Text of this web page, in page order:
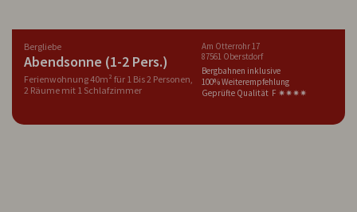
Bergliebe
Abendsonne (1-2 Pers.)
Ferienwohnung 40m² für 1 Bis 2 Personen,
2 Räume mit 1 Schlafzimmer
Am Otterrohr 17
87561 Oberstdorf
Bergbahnen inklusive
100% Weiterempfehlung
Geprüfte Qualität F ✷✷✷✷